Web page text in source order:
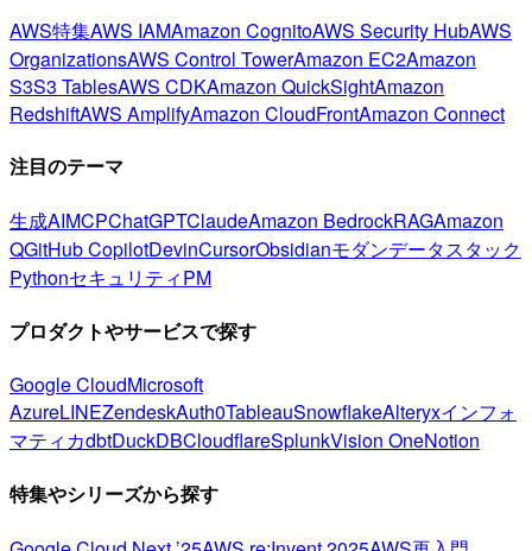
AWS特集AWS IAMAmazon CognitoAWS Security HubAWS
OrganizationsAWS Control TowerAmazon EC2Amazon
S3S3 TablesAWS CDKAmazon QuickSightAmazon
RedshiftAWS AmplifyAmazon CloudFrontAmazon Connect
注目のテーマ
生成AIMCPChatGPTClaudeAmazon BedrockRAGAmazon
QGitHub CopilotDevinCursorObsidianモダンデータスタック
PythonセキュリティPM
プロダクトやサービスで探す
Google CloudMicrosoft
AzureLINEZendeskAuth0TableauSnowflakeAlteryxインフォ
マティカdbtDuckDBCloudflareSplunkVision OneNotion
特集やシリーズから探す